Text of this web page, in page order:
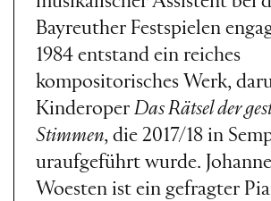
Bayreuther Festspielen
1984 entstand ein reiches
kompositorisches Werk,
Kinderoper Das Rätsel der
Stimmen, die 2017/18 in
uraufgeführt wurde.
Woesten ist ein gefragter